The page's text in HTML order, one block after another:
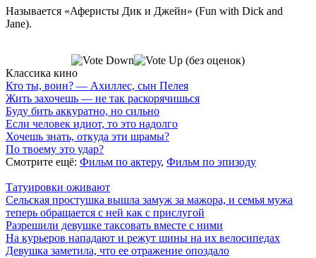
Называется «Аферисты Дик и Джейн» (Fun with Dick and
Jane).
(без оценок)
Классика кино
Кто ты, воин? — Ахиллес, сын Пелея
Жить захочешь — не так раскорячишься
Буду бить аккуратно, но сильно
Если человек идиот, то это надолго
Хочешь знать, откуда эти шрамы?
По твоему это удар?
Смотрите ещё: Фильм по актеру, Фильм по эпизоду
Татуировки оживают
Сельская простушка вышла замуж за мажора, и семья мужа
теперь обращается с ней как с прислугой
Разрешили девушке таксовать вместе с ними
На курьеров нападают и режут шины на их велосипедах
Девушка заметила, что ее отражение опоздало